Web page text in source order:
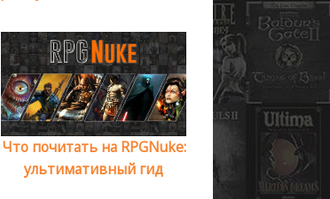
Что почитать на RPGNuke:
ультимативный гид